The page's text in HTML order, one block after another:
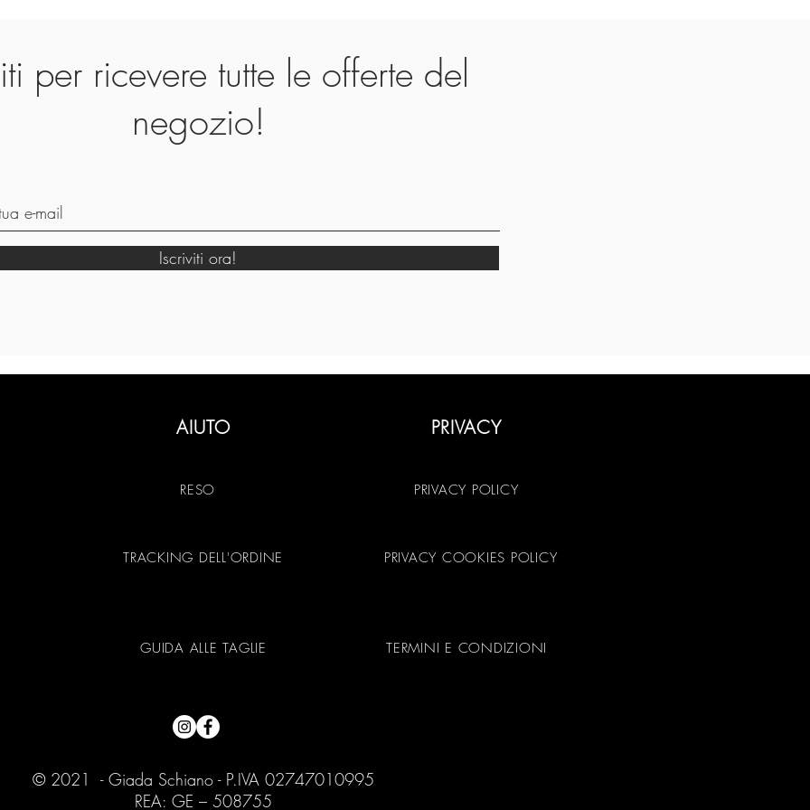
per ricevere tutte le offerte del
negozio!
Iscriviti ora!
AIUTO
RESO
TRACKING DELL'ORDINE
GUIDA ALLE TAGLIE
PRIVACY
PRIVACY POLICY
PRIVACY COOKIES POLICY
TERMINI E CONDIZIONI
© 2021 - Giada Schiano - P.IVA 02747010995
REA: GE – 508755